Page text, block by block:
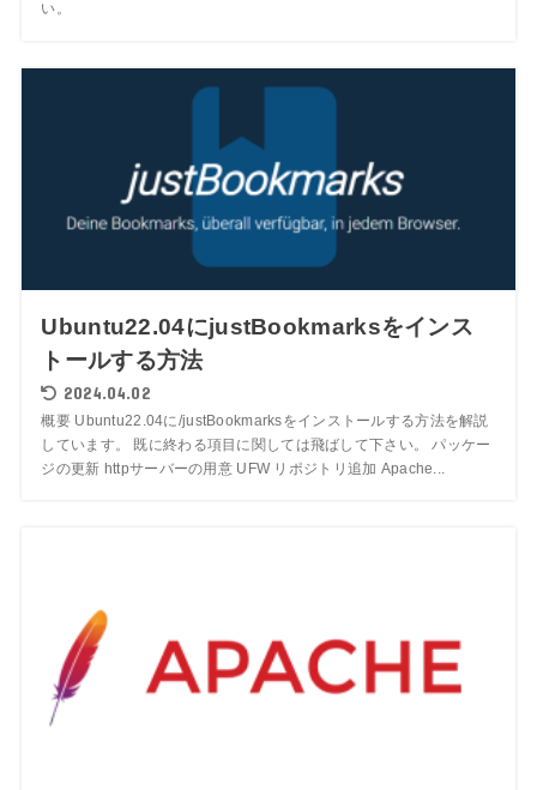
い。
Ubuntu22.04にjustBookmarksをインス
トールする方法
2024.04.02
概要 Ubuntu22.04に/justBookmarksをインストールする方法を解説
しています。 既に終わる項目に関しては飛ばして下さい。 パッケー
ジの更新 httpサーバーの用意 UFW リポジトリ追加 Apache...